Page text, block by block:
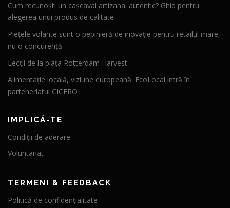
Cum recunoști un cașcaval artizanal autentic? Ghid pentru
alegerea unui produs de calitate
Piețele volante sunt o pepinieră de inovație pentru retailul mare,
nu o concurență.
Lecții de la piața Rotterdam Harvest
Alimentație locală, viziune europeană: EcoLocal intră în
parteneriatul CICERO
IMPLICĂ-TE
Condiții de aderare
Voluntariat
TERMENI & FEEDBACK
Politică de confidențialitate